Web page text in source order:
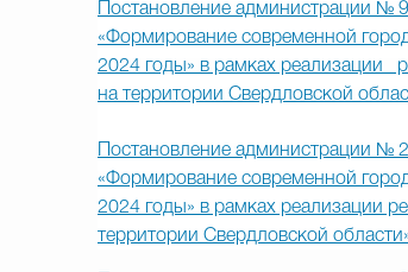
Постановление администрации №
«Формирование современной
2024 годы» в рамках реализации
на территории Свердловской
Постановление администрации №
«Формирование современной
2024 годы» в рамках реализации
территории Свердловской